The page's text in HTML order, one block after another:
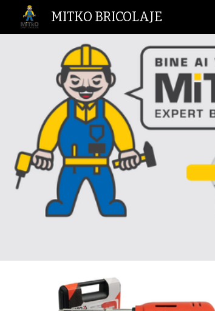
MITKO BRICOLAJE